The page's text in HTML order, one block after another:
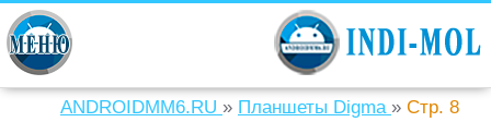
ANDROIDMM6.RU » Планшеты Digma » Стр. 8